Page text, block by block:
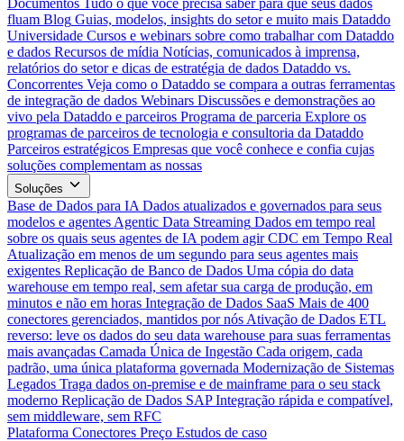
Documentos Tudo o que você precisa saber para que seus dados
fluam Blog Guias, modelos, insights do setor e muito mais Dataddo
Universidade Cursos e webinars sobre como trabalhar com Dataddo
e dados Recursos de mídia Notícias, comunicados à imprensa,
relatórios do setor e dicas de estratégia de dados Dataddo vs.
Concorrentes Veja como o Dataddo se compara a outras ferramentas
de integração de dados Webinars Discussões e demonstrações ao
vivo pela Dataddo e parceiros Programa de parceria Explore os
programas de parceiros de tecnologia e consultoria da Dataddo
Parceiros estratégicos Empresas que você conhece e confia cujas
soluções complementam as nossas
Soluções
Base de Dados para IA Dados atualizados e governados para seus
modelos e agentes Agentic Data Streaming Dados em tempo real
sobre os quais seus agentes de IA podem agir CDC em Tempo Real
Atualização em menos de um segundo para seus agentes mais
exigentes Replicação de Banco de Dados Uma cópia do data
warehouse em tempo real, sem afetar sua carga de produção, em
minutos e não em horas Integração de Dados SaaS Mais de 400
conectores gerenciados, mantidos por nós Ativação de Dados ETL
reverso: leve os dados do seu data warehouse para suas ferramentas
mais avançadas Camada Única de Ingestão Cada origem, cada
padrão, uma única plataforma governada Modernização de Sistemas
Legados Traga dados on-premise e de mainframe para o seu stack
moderno Replicação de Dados SAP Integração rápida e compatível,
sem middleware, sem RFC
Plataforma Conectores Preço Estudos de caso